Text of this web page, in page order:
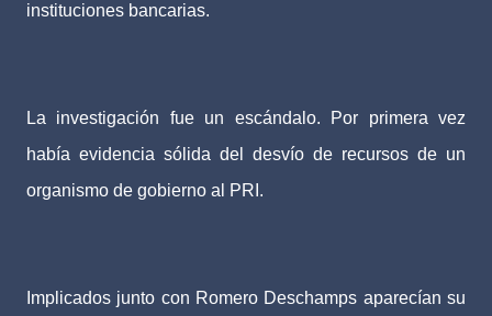
instituciones bancarias.
La investigación fue un escándalo. Por primera vez
había evidencia sólida del desvío de recursos de un
organismo de gobierno al PRI.
Implicados junto con Romero Deschamps aparecían su